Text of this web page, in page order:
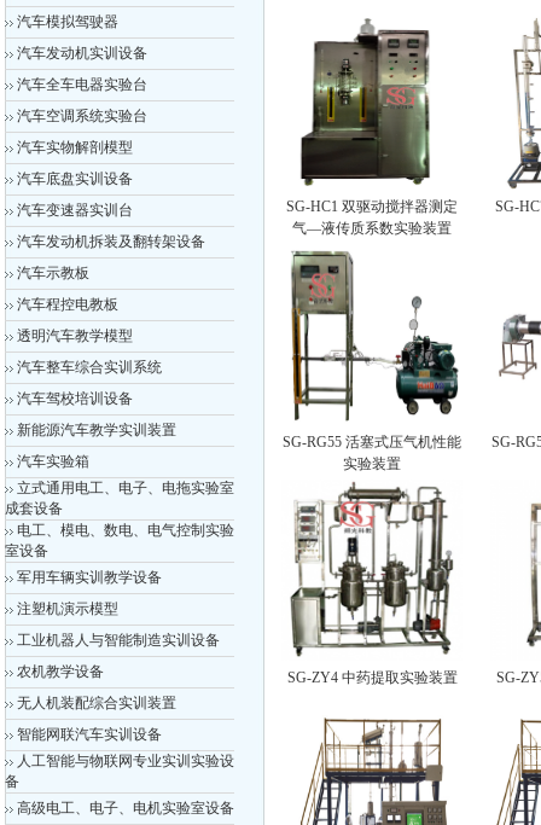
汽车模拟驾驶器
汽车发动机实训设备
汽车全车电器实验台
汽车空调系统实验台
汽车实物解剖模型
汽车底盘实训设备
汽车变速器实训台
汽车发动机拆装及翻转架设备
汽车示教板
汽车程控电教板
透明汽车教学模型
汽车整车综合实训系统
汽车驾校培训设备
新能源汽车教学实训装置
汽车实验箱
立式通用电工、电子、电拖实验室
成套设备
电工、模电、数电、电气控制实验
室设备
军用车辆实训教学设备
注塑机演示模型
工业机器人与智能制造实训设备
农机教学设备
无人机装配综合实训装置
智能网联汽车实训设备
人工智能与物联网专业实训实验设
备
高级电工、电子、电机实验室设备
SG-HC1 双驱动搅拌器测定
气—液传质系数实验装置
SG-
SG-RG55 活塞式压气机性能
实验装置
SG-
SG-ZY4 中药提取实验装置 SG-